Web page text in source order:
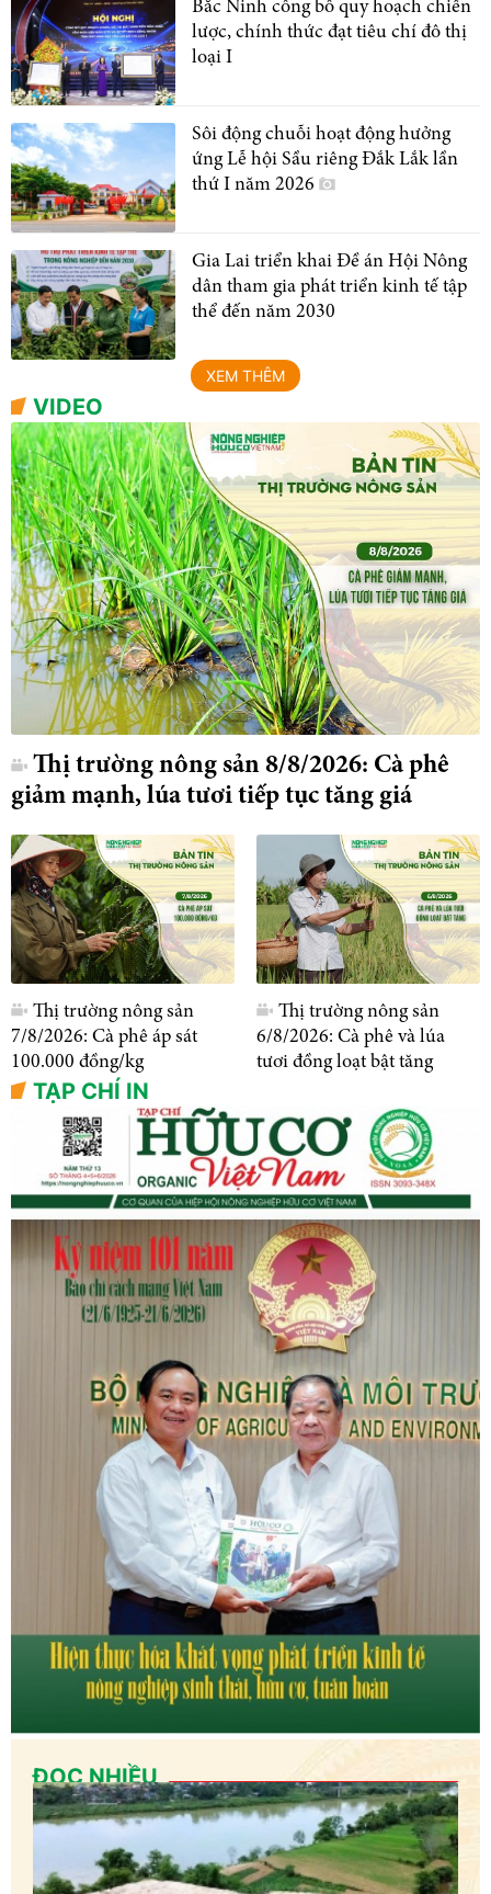
Bắc Ninh công bố quy hoạch chiến
lược, chính thức đạt tiêu chí đô thị
loại I
Sôi động chuỗi hoạt động hưởng
ứng Lễ hội Sầu riêng Đắk Lắk lần
thứ I năm 2026
Gia Lai triển khai Đề án Hội Nông
dân tham gia phát triển kinh tế tập
thể đến năm 2030
XEM THÊM
VIDEO
Thị trường nông sản 8/8/2026: Cà phê
giảm mạnh, lúa tươi tiếp tục tăng giá
Thị trường nông sản
7/8/2026: Cà phê áp sát
100.000 đồng/kg
Thị trường nông sản
6/8/2026: Cà phê và lúa
tươi đồng loạt bật tăng
TẠP CHÍ IN
ĐỌC NHIỀU